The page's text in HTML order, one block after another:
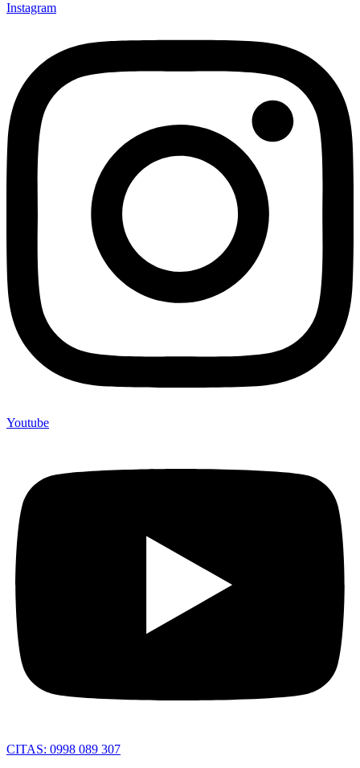
Instagram
Youtube
CITAS: 0998 089 307